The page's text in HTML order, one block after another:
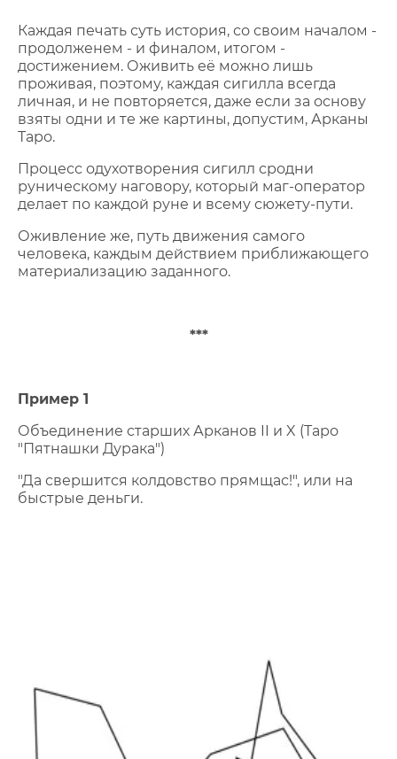
Каждая печать суть история, со своим началом -
продолженем - и финалом, итогом -
достижением. Оживить её можно лишь
проживая, поэтому, каждая сигилла всегда
личная, и не повторяется, даже если за основу
взяты одни и те же картины, допустим, Арканы
Таро.
Процесс одухотворения сигилл сродни
руническому наговору, который маг-оператор
делает по каждой руне и всему сюжету-пути.
Оживление же, путь движения самого
человека, каждым действием приближающего
материализацию заданного.
***
Пример 1
Объединение старших Арканов II и X (Таро
"Пятнашки Дурака")
"Да свершится колдовство прямщас!", или на
быстрые деньги.